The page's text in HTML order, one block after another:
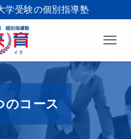
学受験の個別指導塾
のコース